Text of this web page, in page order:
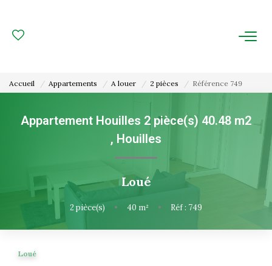
ESTIMATION
FAIRE GÉRER
Gestion Locative
Gestion De Copropriété
NOUS CONNAITRE
Accueil Appartements A louer 2 pièces Référence 749
Appartement Houilles 2 pièce(s) 40.48 m2
, Houilles
Loué
2 pièce(s) • 40 m² • Réf : 749
Loué